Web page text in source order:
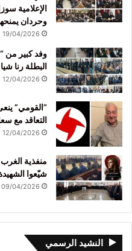
الإعلامية
وحردان
19/04/2026
وفد كبير من
البطلة رنا
12/04/2026
“القومي”
التعاقد مع
12/04/2026
منفذية
شيّعوا
09/04/2026
النشيد الرسمي